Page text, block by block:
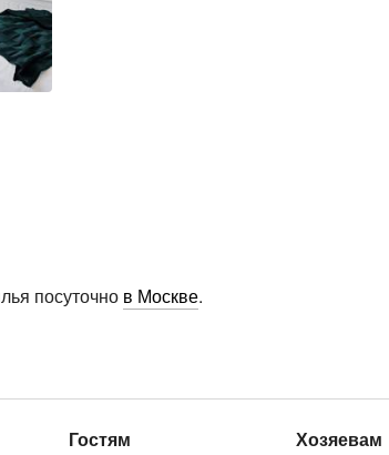
посуточно в Москве.
Гостям Хозяевам